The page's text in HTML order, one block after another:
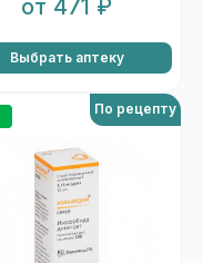
от 471 ₽
Выбрать аптеку
По рецепту